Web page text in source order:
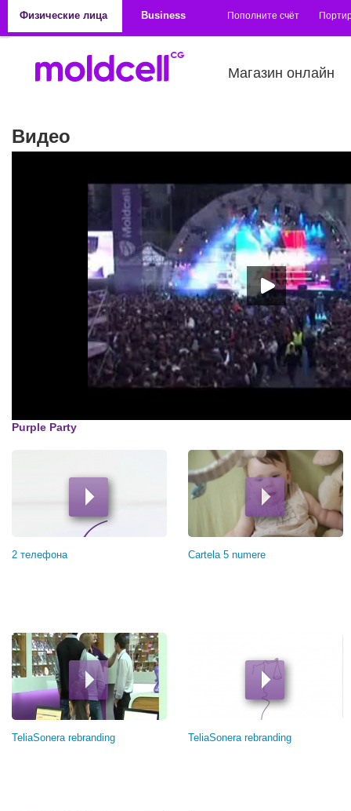
Физические лица
Business Пополните счёт
Магазин онлайн
Видео
Purple Party
2 телефона Cartela 5 numere
TeliaSonera rebranding TeliaSonera rebranding